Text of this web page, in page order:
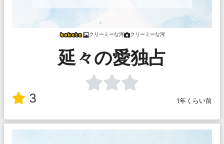
クリーミーな河 クリーミーな河
延々の愛独占
3 1年くらい前